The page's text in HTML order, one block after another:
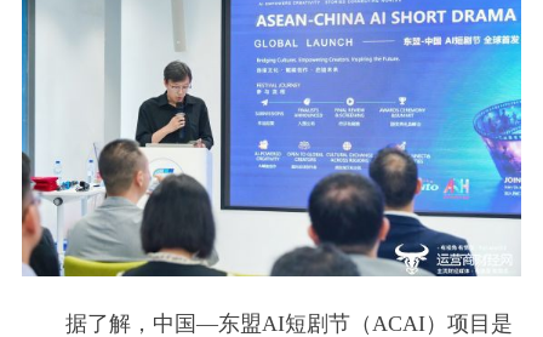
据了解，中国—东盟AI短剧节（ACAI）项目是